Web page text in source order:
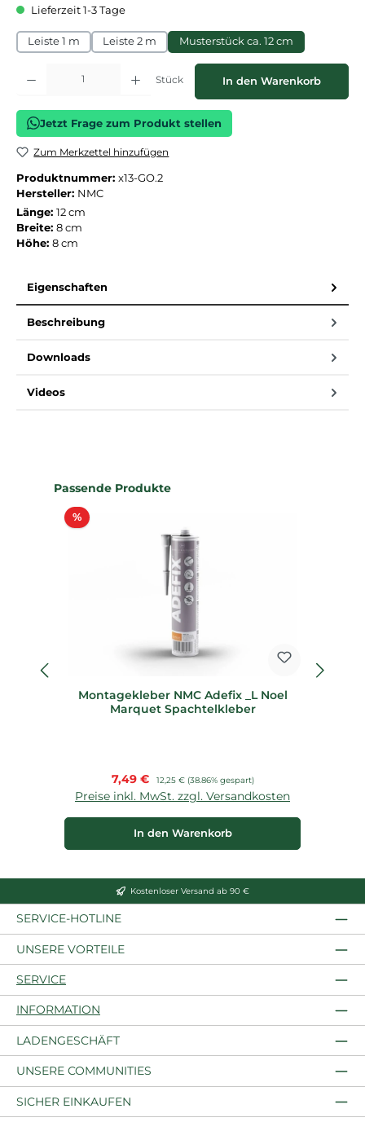
Lieferzeit 1-3 Tage
Leiste 1 m Leiste 2 m Musterstück ca. 12 cm
Produkt Anzahl: Gib den gewünschten Wert ein oder benutze die
Stück In den Warenkorb
Jetzt Frage zum Produkt stellen
Zum Merkzettel hinzufügen
Produktnummer: x13-GO.2
Hersteller: NMC
Länge: 12 cm
Breite: 8 cm
Höhe: 8 cm
Eigenschaften
Beschreibung
Downloads
Videos
Produktgalerie überspringen
Passende Produkte
%Rabatt
Montagekleber NMC Adefix _L Noel
Marquet Spachtelkleber
Verkaufspreis:
7,49 € Regulärer Preis:
12,25 € (38.86% gespart)
Preise inkl. MwSt. zzgl. Versandkosten
In den Warenkorb
Kostenloser Versand ab 90 €
SERVICE-HOTLINE
UNSERE VORTEILE
SERVICE
INFORMATION
LADENGESCHÄFT
UNSERE COMMUNITIES
SICHER EINKAUFEN